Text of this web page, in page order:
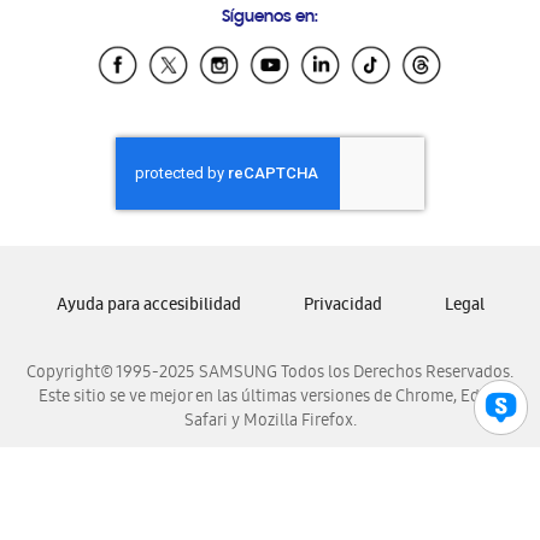
Samsung Ecuador
Samsung El Salvador
Samsung Honduras
Samsung Nicaragua
Samsung Panamá
Samsung Venezuela
Síguenos en:
Copyright© 1995-2025 SAMSUNG Todos los Derechos Reservados.
Este sitio se ve mejor en las últimas versiones de Chrome, Edge,
Safari y Mozilla Firefox.
Ayuda para accesibilidad Privacidad Legal